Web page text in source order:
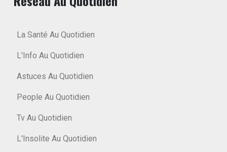
La Santé Au Quotidien
L'Info Au Quotidien
Astuces Au Quotidien
People Au Quotidien
Tv Au Quotidien
L'Insolite Au Quotidien